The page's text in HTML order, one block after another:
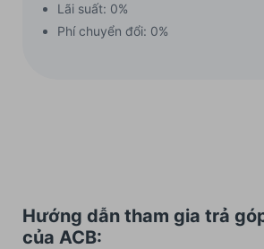
Lãi suất: 0%
Phí chuyển đổi: 0%
Hướng dẫn tham gia trả
của ACB: